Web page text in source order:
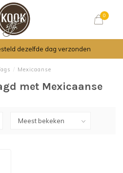
0
dezelfde dag verzonden
/ Mexicaanse
met Mexicaanse